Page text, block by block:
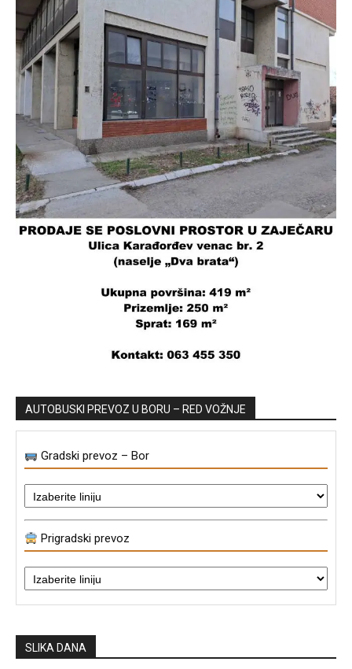
AUTOBUSKI PREVOZ U BORU – RED VOŽNJE
Gradski prevoz – Bor
Prigradski prevoz
SLIKA DANA